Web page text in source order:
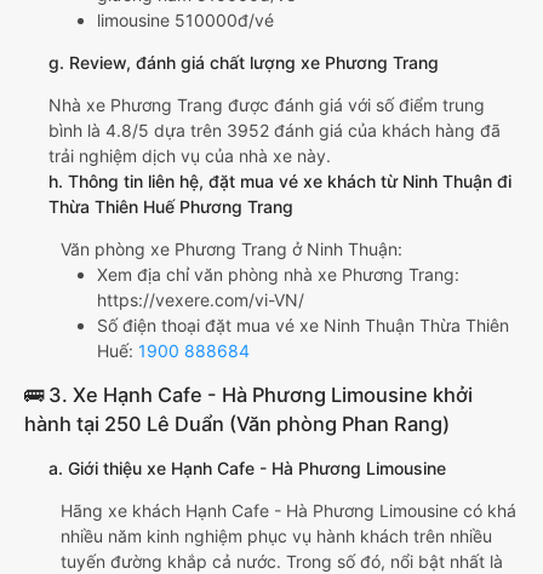
limousine 510000đ/vé
g. Review, đánh giá chất lượng xe Phương Trang
Nhà xe Phương Trang được đánh giá với số điểm trung
bình là 4.8/5 dựa trên 3952 đánh giá của khách hàng đã
trải nghiệm dịch vụ của nhà xe này.
h. Thông tin liên hệ, đặt mua vé xe khách từ Ninh Thuận đi
Thừa Thiên Huế Phương Trang
Văn phòng xe Phương Trang ở Ninh Thuận:
Xem địa chỉ văn phòng nhà xe Phương Trang:
https://vexere.com/vi-VN/
Số điện thoại đặt mua vé xe Ninh Thuận Thừa Thiên
Huế: 1900 888684
🚌 3. Xe Hạnh Cafe - Hà Phương Limousine khởi
hành tại 250 Lê Duẩn (Văn phòng Phan Rang)
a. Giới thiệu xe Hạnh Cafe - Hà Phương Limousine
Hãng xe khách Hạnh Cafe - Hà Phương Limousine có khá
nhiều năm kinh nghiệm phục vụ hành khách trên nhiều
tuyến đường khắp cả nước. Trong số đó, nổi bật nhất là